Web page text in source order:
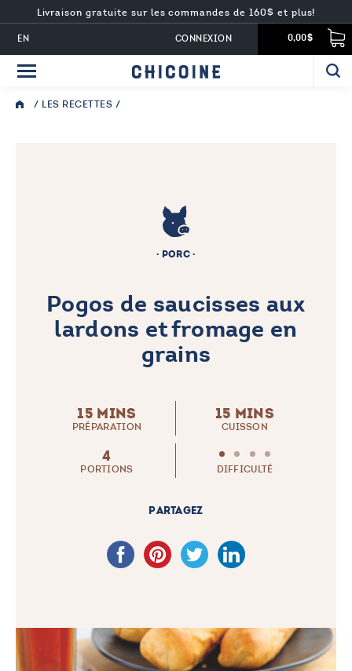
EN
Livraison gratuite sur les commandes de 160$ et plus!
0,00$
CONNEXION
/ LES RECETTES /
PORC
Pogos de saucisses aux
lardons et fromage en
grains
15 MINS
PRÉPARATION
15 MINS
CUISSON
4
PORTIONS DIFFICULTÉ
PARTAGEZ